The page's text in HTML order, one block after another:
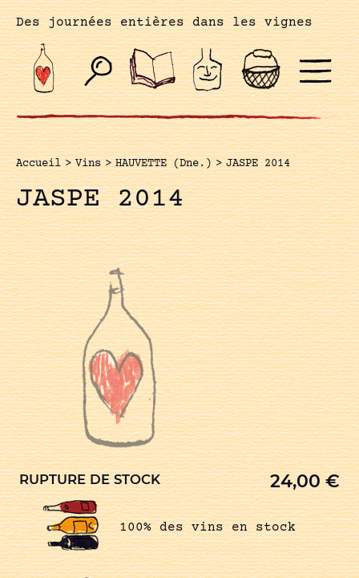
Des journées entières dans les vignes
Accueil > Vins > HAUVETTE (Dne.) > JASPE 2014
JASPE 2014
RUPTURE DE STOCK 24,00€
100% des vins en stock